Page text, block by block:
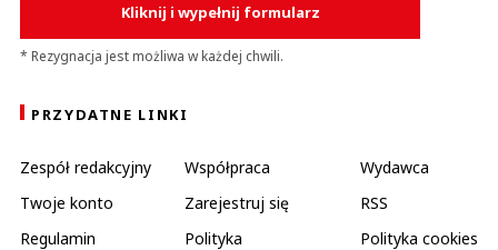
Kliknij i wypełnij formularz
* Rezygnacja jest możliwa w każdej chwili.
PRZYDATNE LINKI
Zespół redakcyjny Współpraca
Wydawca
Twoje konto
Zarejestruj się
RSS
Regulamin
Polityka
Polityka cookies